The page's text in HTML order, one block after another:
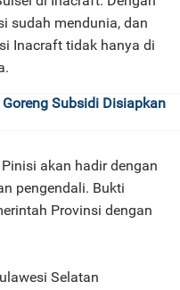
sudah mendunia, dan
Inacraft tidak hanya di
Subsidi Disiapkan
akan hadir dengan
pengendali. Bukti
Provinsi dengan
Selatan